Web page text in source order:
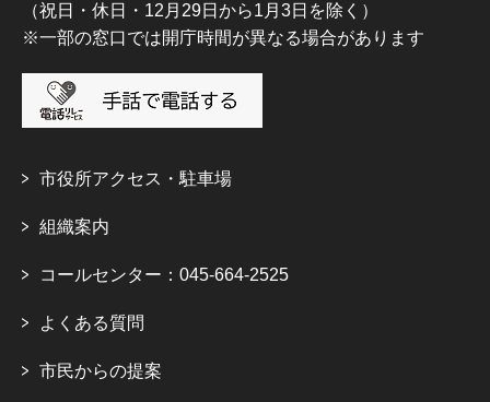
（祝日・休日・12月29日から1月3日を除く）
※一部の窓口では開庁時間が異なる場合があります
市役所アクセス・駐車場
組織案内
コールセンター：045-664-2525
よくある質問
市民からの提案